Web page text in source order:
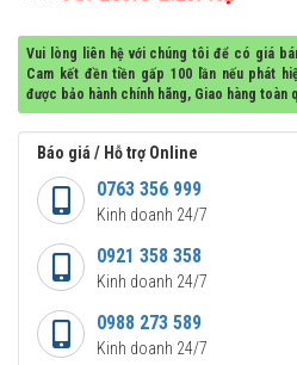
Vui lòng liên hệ với chúng tôi để có giá
Cam kết đền tiền gấp 100 lần nếu phát
được bảo hành chính hãng, Giao hàng
Báo giá / Hỗ trợ Online
0763 356 999
Kinh doanh 24/7
0921 358 358
Kinh doanh 24/7
0988 273 589
Kinh doanh 24/7